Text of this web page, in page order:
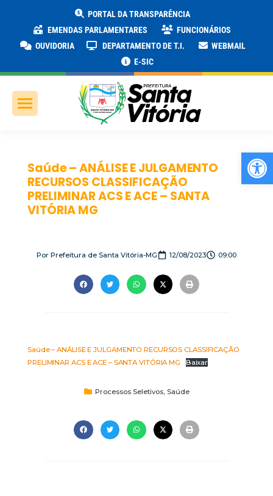
PORTAL DA TRANSPARÊNCIA
EMENDAS PARLAMENTARES
FUNCIONÁRIOS
OUVIDORIA
DEPARTAMENTO DE T.I.
WEBMAIL
E-SIC
Saúde – ANÁLISE E JULGAMENTO
RECURSOS CLASSIFICAÇÃO
PRELIMINAR ACS E ACE – SANTA
VITÓRIA MG
Por Prefeitura de Santa Vitória-MG 12/08/2023 09:00
Saúde – ANÁLISE E JULGAMENTO RECURSOS CLASSIFICAÇÃO
PRELIMINAR ACS E ACE – SANTA VITÓRIA MG
Baixar
Processos Seletivos, Saúde